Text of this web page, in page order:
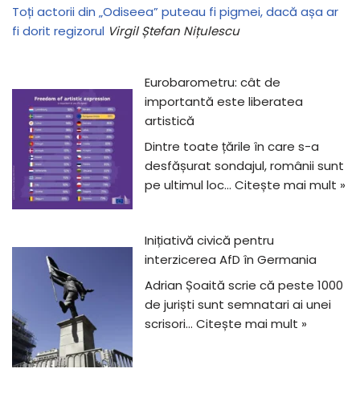
Toți actorii din „Odiseea” puteau fi pigmei, dacă așa ar
fi dorit regizorul Virgil Ștefan Nițulescu
Eurobarometru: cât de
importantă este liberatea
artistică
Dintre toate țările în care s-a
desfășurat sondajul, românii sunt
pe ultimul loc… Citește mai mult »
Inițiativă civică pentru
interzicerea AfD în Germania
Adrian Șoaită scrie că peste 1000
de juriști sunt semnatari ai unei
scrisori… Citește mai mult »